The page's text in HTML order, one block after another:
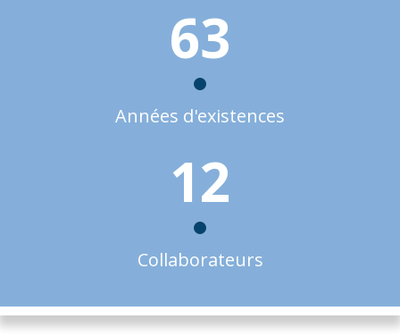
63
Années d'existences
12
Collaborateurs